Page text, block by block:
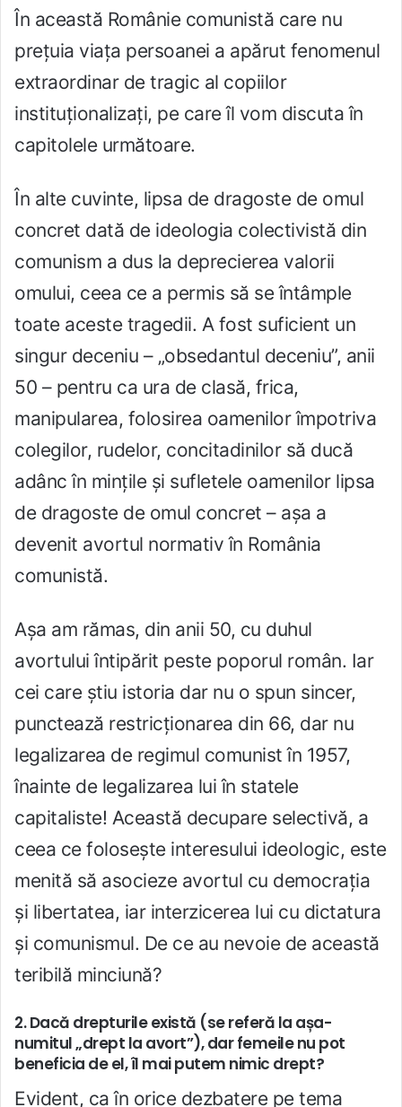
În această Românie comunistă care nu
prețuia viața persoanei a apărut fenomenul
extraordinar de tragic al copiilor
instituționalizați, pe care îl vom discuta în
capitolele următoare.
În alte cuvinte, lipsa de dragoste de omul
concret dată de ideologia colectivistă din
comunism a dus la deprecierea valorii
omului, ceea ce a permis să se întâmple
toate aceste tragedii. A fost suficient un
singur deceniu – „obsedantul deceniu”, anii
50 – pentru ca ura de clasă, frica,
manipularea, folosirea oamenilor împotriva
colegilor, rudelor, concitadinilor să ducă
adânc în mințile și sufletele oamenilor lipsa
de dragoste de omul concret – așa a
devenit avortul normativ în România
comunistă.
Așa am rămas, din anii 50, cu duhul
avortului întipărit peste poporul român. Iar
cei care știu istoria dar nu o spun sincer,
punctează restricționarea din 66, dar nu
legalizarea de regimul comunist în 1957,
înainte de legalizarea lui în statele
capitaliste! Această decupare selectivă, a
ceea ce folosește interesului ideologic, este
menită să asocieze avortul cu democrația
și libertatea, iar interzicerea lui cu dictatura
și comunismul. De ce au nevoie de această
teribilă minciună?
2. Dacă drepturile există (se referă la așa-
numitul „drept la avort”), dar femeile nu pot
beneficia de el, îl mai putem nimic drept?
Evident, ca în orice dezbatere pe tema